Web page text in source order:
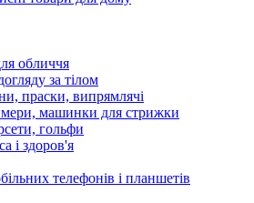
обличчя
за тілом
праски, випрямлячі
машинки для стрижки
гольфи
і здоров'я
телефонів і планшетів